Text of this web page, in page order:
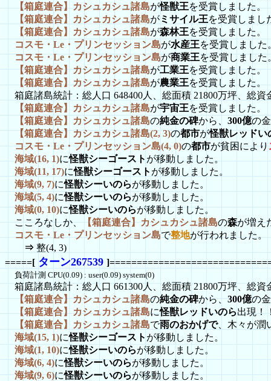
【箱庭連合】カシュカシュ諸島が怪獣王を受賞しました。
【箱庭連合】カシュカシュ諸島がミサイル王を受賞しまし
【箱庭連合】カシュカシュ諸島が森林王を受賞しました。
コスモ・Le・プリンセッション島が水産王を受賞しました
コスモ・Le・プリンセッション島が商業王を受賞しました
【箱庭連合】カシュカシュ諸島が工業王を受賞しました。
【箱庭連合】カシュカシュ諸島が農業王を受賞しました。
箱庭諸島統計：総人口 648400人、総面積 21800万坪、総資
【箱庭連合】カシュカシュ諸島が宇宙王を受賞しました。
【箱庭連合】カシュカシュ諸島の純金の碑から、 300億の
【箱庭連合】カシュカシュ諸島(2, 3)の都市が怪獣レッドい
コスモ・Le・プリンセッション島(4, 0)の都市が貧困により
海域(16, 1)に怪獣シーゴーストが移動しました。
海域(11, 17)に怪獣シーゴースト が移動しました。
海域(9, 7)に怪獣シーいのらが移動しました。
海域(5, 4)に怪獣シーいのらが移動しました。
海域(0, 10)に怪獣シーいのらが移動しました。
こころなしか、【箱庭連合】カシュカシュ諸島の森が増え
コスモ・Le・プリンセッション島で整地が行われました。
⇒ 整(4, 3)
=====[ ターン267539
負荷計測 CPU(0.09) : user(0.09) system(0)
箱庭諸島統計：総人口 661300人、総面積 21800万坪、総資
【箱庭連合】カシュカシュ諸島の純金の碑から、300億の
【箱庭連合】カシュカシュ諸島に怪獣レッドいのら出現！
【箱庭連合】カシュカシュ諸島で雨のおかげで、木々が潤
海域(15, 1)に怪獣シーゴースト が移動しました。
海域(1, 10)に怪獣シーいのらが移動しました。
海域(6, 4)に怪獣シーいのらが移動しました。
海域(9, 6)に怪獣シーいのらが移動しました。